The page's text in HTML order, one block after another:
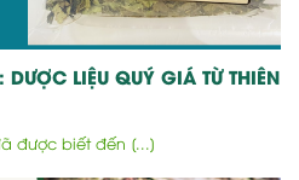
LIỆU QUÝ GIÁ TỪ THIÊN
được biết đến [...]